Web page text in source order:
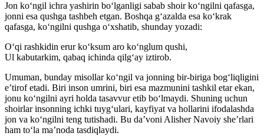
Jon ko‘ngil ichra yashirin bo‘lganligi sabab shoir ko‘ngilni qafasga,
jonni esa qushga tashbeh etgan. Boshqa g‘azalda esa ko‘krak
qafasga, ko‘ngilni qushga o‘xshatib, shunday yozadi:
O‘qi rashkidin erur ko‘ksum aro ko‘nglum qushi,
Ul kabutarkim, qabaq ichinda qilg‘ay iztirob.
Umuman, bunday misollar ko‘ngil va jonning bir-biriga bog‘liqligini
e’tirof etadi. Biri inson umrini, biri esa mazmunini tashkil etar ekan,
jonu ko‘ngilni ayri holda tasavvur etib bo‘lmaydi. Shuning uchun
shoirlar insonning ichki tuyg‘ulari, kayfiyat va hollarini ifodalashda
jon va ko‘ngilni teng tutishadi. Bu da’voni Alisher Navoiy she’rlari
ham to‘la ma’noda tasdiqlaydi.